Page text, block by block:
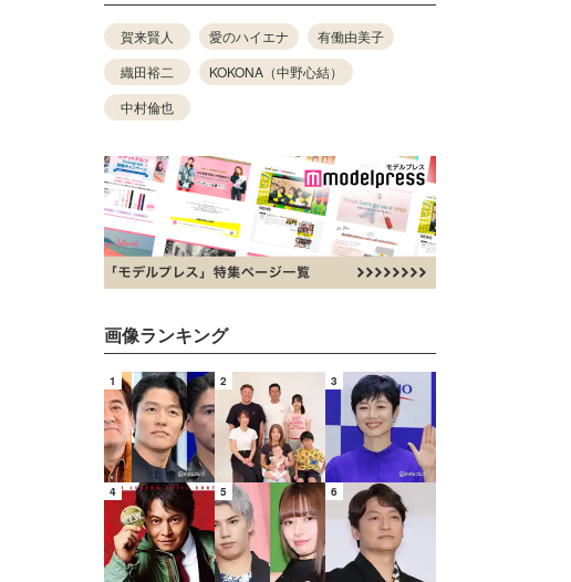
賀来賢人 愛のハイエナ
有働由美子
織田裕二
KOKONA（中野心結）
中村倫也
画像ランキング
1 2 3
4 5 6